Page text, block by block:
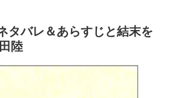
タバレ＆あらすじと結末を
陸